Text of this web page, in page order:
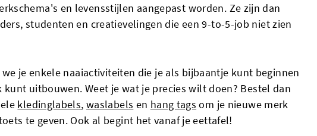
en levensstijlen aangepast worden. Ze zijn dan
studenten en creatievelingen die een 9-to-5-job niet zien
je enkele naaiactiviteiten die je als bijbaantje kunt beginnen
kunt uitbouwen. Weet je wat je precies wilt doen? Bestel dan
kledinglabels, waslabels en hang tags om je nieuwe merk
te geven. Ook al begint het vanaf je eettafel!